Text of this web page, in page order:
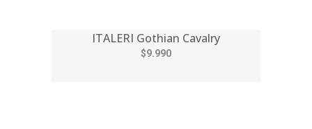
ITALERI Gothian Cavalry
$9.990